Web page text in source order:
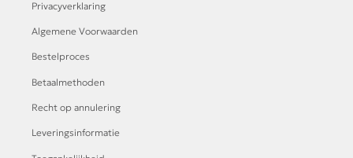
Privacyverklaring
Algemene Voorwaarden
Bestelproces
Betaalmethoden
Recht op annulering
Leveringsinformatie